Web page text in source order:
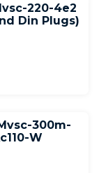
220-4e2
Din Plugs)
300m-
W